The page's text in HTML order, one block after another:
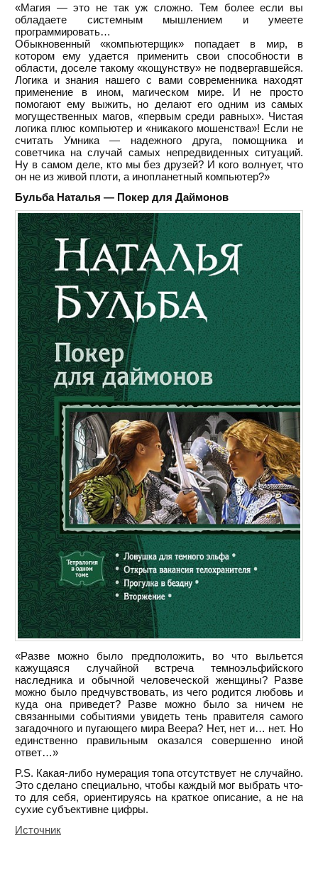
«Магия — это не так уж сложно. Тем более если вы
обладаете системным мышлением и умеете
программировать…
Обыкновенный «компьютерщик» попадает в мир, в
котором ему удается применить свои способности в
области, доселе такому «кощунству» не подвергавшейся.
Логика и знания нашего с вами современника находят
применение в ином, магическом мире. И не просто
помогают ему выжить, но делают его одним из самых
могущественных магов, «первым среди равных». Чистая
логика плюс компьютер и «никакого мошенства»! Если не
считать Умника — надежного друга, помощника и
советчика на случай самых непредвиденных ситуаций.
Ну в самом деле, кто мы без друзей? И кого волнует, что
он не из живой плоти, а инопланетный компьютер?»
Бульба Наталья — Покер для Даймонов
«Разве можно было предположить, во что выльется
кажущаяся случайной встреча темноэльфийского
наследника и обычной человеческой женщины? Разве
можно было предчувствовать, из чего родится любовь и
куда она приведет? Разве можно было за ничем не
связанными событиями увидеть тень правителя самого
загадочного и пугающего мира Веера? Нет, нет и… нет. Но
единственно правильным оказался совершенно иной
ответ…»
P.S. Какая-либо нумерация топа отсутствует не случайно.
Это сделано специально, чтобы каждый мог выбрать что-
то для себя, ориентируясь на краткое описание, а не на
сухие субъективне цифры.
Источник